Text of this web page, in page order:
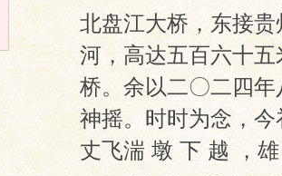
北盘江大桥，东接
河，高达五百六十
桥。余以二〇二四
神摇。时时为念，
丈飞湍 墩 下 越 ，